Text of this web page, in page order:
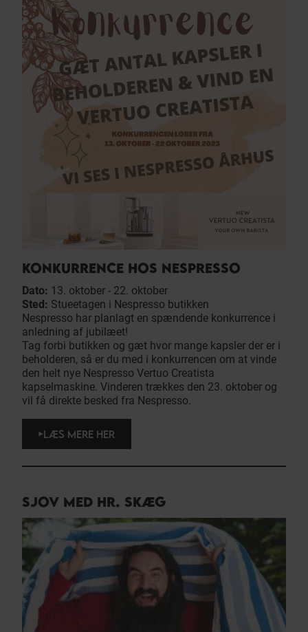
KONKURRENCE HOS NESPRESSO
Dato: 13. oktober - 22. oktober
Sted: Stueetagen i Nespresso butikken
Nespresso har planlagt en spændende konkurrence i
anledning af jubilæet!
Tag forbi butikken og gæt hvor mange kapsler der er i
beholderen, så er du med i konkurrencen om at vinde
den helt nye Nespresso Vertuo Creatista
kapselmaskine. Vinderen trækkes den 23. oktober og
vil få direkte besked fra Nespresso.
LÆS MERE HER
SJOV MED HR. SKÆG